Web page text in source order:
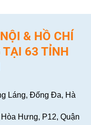
& HỒ CHÍ
TẠI 63 TỈNH
Láng, Đống Đa, Hà
Hưng, P12, Quận